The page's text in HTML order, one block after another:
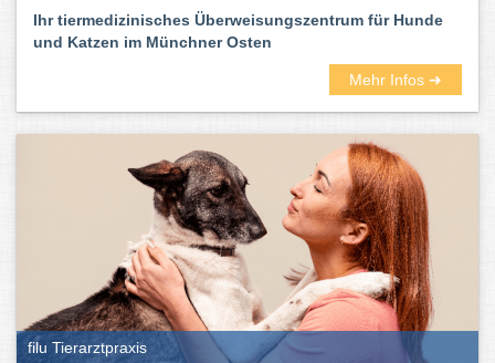
Ihr tiermedizinisches Überweisungszentrum für Hunde
und Katzen im Münchner Osten
Mehr Infos ➜
filu Tierarztpraxis